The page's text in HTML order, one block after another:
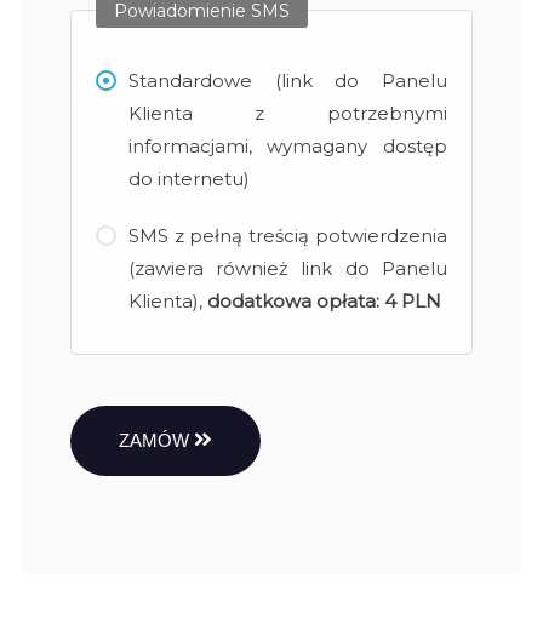
Powiadomienie SMS
Standardowe (link do Panelu
Klienta z potrzebnymi
informacjami, wymagany dostęp
do internetu)
SMS z pełną treścią potwierdzenia
(zawiera również link do Panelu
Klienta), dodatkowa opłata: 4 PLN
ZAMÓW